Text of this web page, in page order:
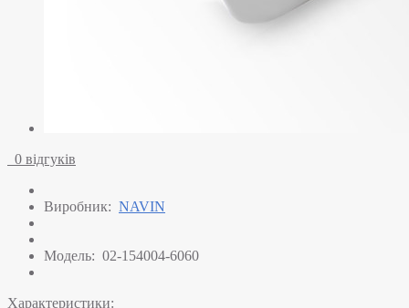
0 відгуків
Виробник: NAVIN
Модель: 02-154004-6060
Характеристики: